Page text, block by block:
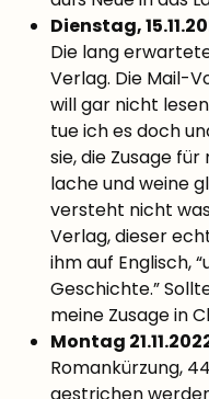
Dienstag,
Die lang
Verlag. Die Mail-
will gar nicht
tue ich es doch
sie, die Zusage
lache und weine
versteht nicht
Verlag, dieser
ihm auf Englisch,
Geschichte.”
meine Zusage in
Montag
Romankürzung,